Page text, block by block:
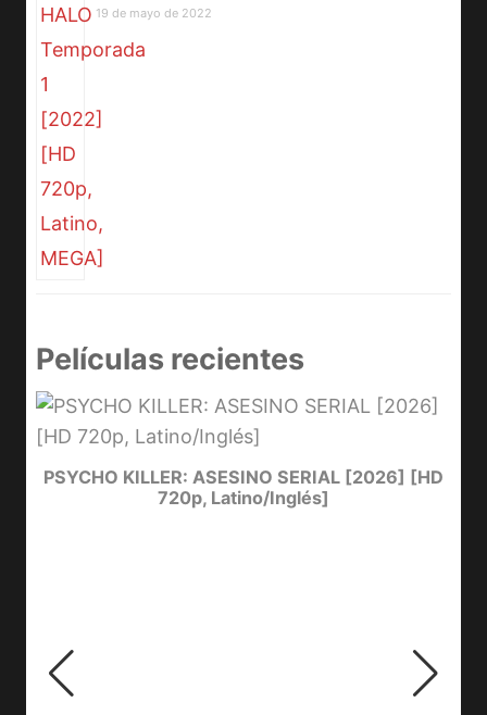
19 de mayo de 2022
Películas recientes
PSYCHO KILLER: ASESINO SERIAL [2026] [HD
720p, Latino/Inglés]